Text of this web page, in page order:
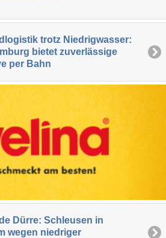
trotz Niedrigwasser:
bietet zuverlässige
per Bahn
Dürre: Schleusen in
wegen niedriger